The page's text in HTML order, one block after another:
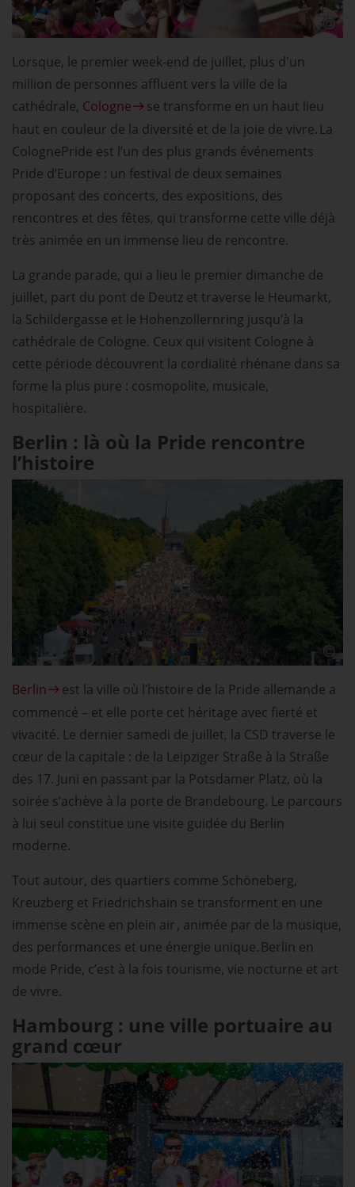
Lorsque, le premier week-end de juillet, plus d'un
million de personnes affluent vers la ville de la
cathédrale, Cologne
se transforme en un haut lieu
haut en couleur de la diversité et de la joie de vivre. La
ColognePride est l’un des plus grands événements
Pride d’Europe : un festival de deux semaines
proposant des concerts, des expositions, des
rencontres et des fêtes, qui transforme cette ville déjà
très animée en un immense lieu de rencontre.
La grande parade, qui a lieu le premier dimanche de
juillet, part du pont de Deutz et traverse le Heumarkt,
la Schildergasse et le Hohenzollernring jusqu’à la
cathédrale de Cologne. Ceux qui visitent Cologne à
cette période découvrent la cordialité rhénane dans sa
forme la plus pure : cosmopolite, musicale,
hospitalière.
Berlin : là où la Pride rencontre
l’histoire
Berlin
est la ville où l’histoire de la Pride allemande a
commencé – et elle porte cet héritage avec fierté et
vivacité. Le dernier samedi de juillet, la CSD traverse le
cœur de la capitale : de la Leipziger Straße à la Straße
des 17. Juni en passant par la Potsdamer Platz, où la
soirée s’achève à la porte de Brandebourg. Le parcours
à lui seul constitue une visite guidée du Berlin
moderne.
Tout autour, des quartiers comme Schöneberg,
Kreuzberg et Friedrichshain se transforment en une
immense scène en plein air , animée par de la musique,
des performances et une énergie unique. Berlin en
mode Pride, c’est à la fois tourisme, vie nocturne et art
de vivre.
Hambourg : une ville portuaire au
grand cœur